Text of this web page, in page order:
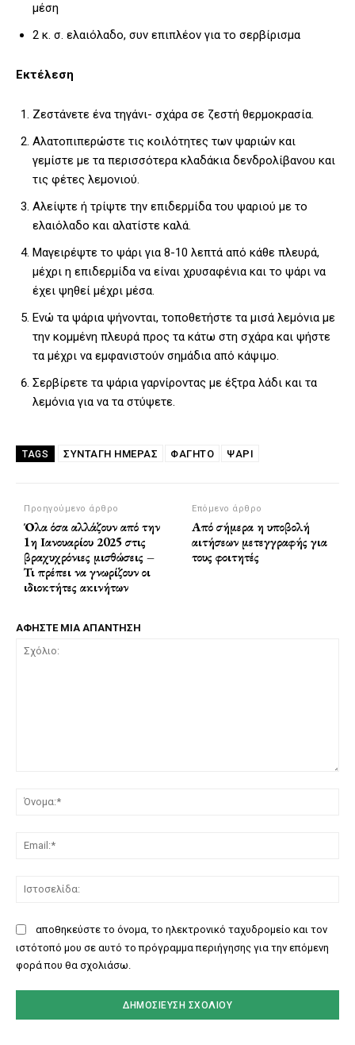
μέση
2 κ. σ. ελαιόλαδο, συν επιπλέον για το σερβίρισμα
Εκτέλεση
Ζεστάνετε ένα τηγάνι- σχάρα σε ζεστή θερμοκρασία.
Αλατοπιπερώστε τις κοιλότητες των ψαριών και
γεμίστε με τα περισσότερα κλαδάκια δενδρολίβανου και
τις φέτες λεμονιού.
Αλείψτε ή τρίψτε την επιδερμίδα του ψαριού με το
ελαιόλαδο και αλατίστε καλά.
Μαγειρέψτε το ψάρι για 8-10 λεπτά από κάθε πλευρά,
μέχρι η επιδερμίδα να είναι χρυσαφένια και το ψάρι να
έχει ψηθεί μέχρι μέσα.
Ενώ τα ψάρια ψήνονται, τοποθετήστε τα μισά λεμόνια με
την κομμένη πλευρά προς τα κάτω στη σχάρα και ψήστε
τα μέχρι να εμφανιστούν σημάδια από κάψιμο.
Σερβίρετε τα ψάρια γαρνίροντας με έξτρα λάδι και τα
λεμόνια για να τα στύψετε.
TAGS ΣΥΝΤΑΓΗ ΗΜΕΡΑΣ ΦΑΓΗΤΌ ΨΆΡΙ
Προηγούμενο άρθρο
Όλα όσα αλλάζουν από την
1η Ιανουαρίου 2025 στις
βραχυχρόνιες μισθώσεις –
Τι πρέπει να γνωρίζουν οι
ιδιοκτήτες ακινήτων
Επόμενο άρθρο
Από σήμερα η υποβολή
αιτήσεων μετεγγραφής για
τους φοιτητές
ΑΦΗΣΤΕ ΜΙΑ ΑΠΑΝΤΗΣΗ
αποθηκεύστε το όνομα, το ηλεκτρονικό ταχυδρομείο και τον
ιστότοπό μου σε αυτό το πρόγραμμα περιήγησης για την επόμενη
φορά που θα σχολιάσω.